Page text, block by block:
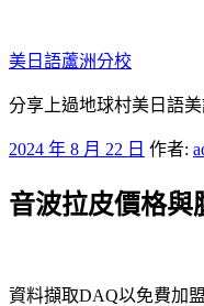
至
主
要
容
美日語蘆洲分校
分享上過地球村美日語
發
於
2024 年 8 月 22 日 作者:
音波拉皮價格與
資料擷取DAQ以免費加